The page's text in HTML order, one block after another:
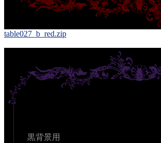
table027_b_red.zip
黒背景用